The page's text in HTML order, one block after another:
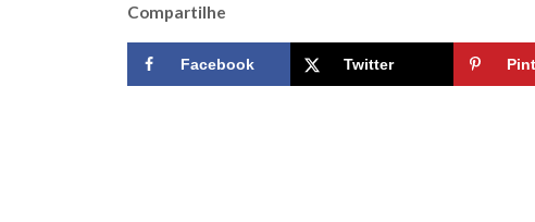
Compartilhe
Facebook Twitter